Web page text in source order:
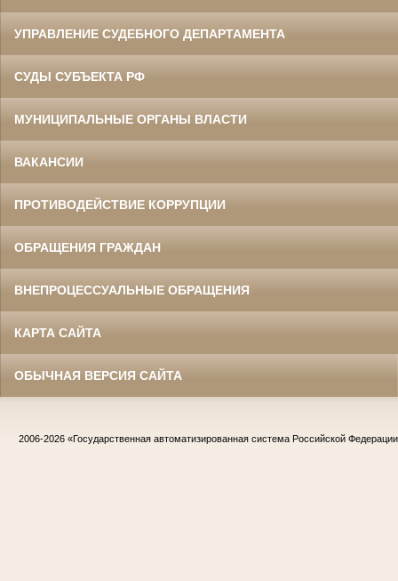
УПРАВЛЕНИЕ СУДЕБНОГО ДЕПАРТАМЕНТА
СУДЫ СУБЪЕКТА РФ
МУНИЦИПАЛЬНЫЕ ОРГАНЫ ВЛАСТИ
ВАКАНСИИ
ПРОТИВОДЕЙСТВИЕ КОРРУПЦИИ
ОБРАЩЕНИЯ ГРАЖДАН
ВНЕПРОЦЕССУАЛЬНЫЕ ОБРАЩЕНИЯ
КАРТА САЙТА
ОБЫЧНАЯ ВЕРСИЯ САЙТА
2006-2026 «Государственная автоматизированная система Российской